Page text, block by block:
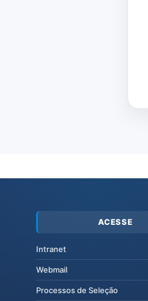
ACESSE
Intranet
Webmail
Processos de Seleção